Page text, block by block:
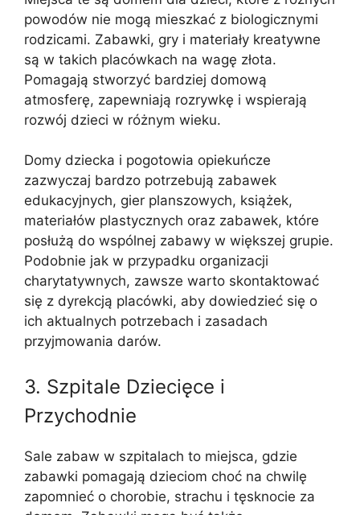
powodów nie mogą mieszkać z biologicznymi
rodzicami. Zabawki, gry i materiały kreatywne
są w takich placówkach na wagę złota.
Pomagają stworzyć bardziej domową
atmosferę, zapewniają rozrywkę i wspierają
rozwój dzieci w różnym wieku.
Domy dziecka i pogotowia opiekuńcze
zazwyczaj bardzo potrzebują zabawek
edukacyjnych, gier planszowych, książek,
materiałów plastycznych oraz zabawek, które
posłużą do wspólnej zabawy w większej grupie.
Podobnie jak w przypadku organizacji
charytatywnych, zawsze warto skontaktować
się z dyrekcją placówki, aby dowiedzieć się o
ich aktualnych potrzebach i zasadach
przyjmowania darów.
3. Szpitale Dziecięce i
Przychodnie
Sale zabaw w szpitalach to miejsca, gdzie
zabawki pomagają dzieciom choć na chwilę
zapomnieć o chorobie, strachu i tęsknocie za